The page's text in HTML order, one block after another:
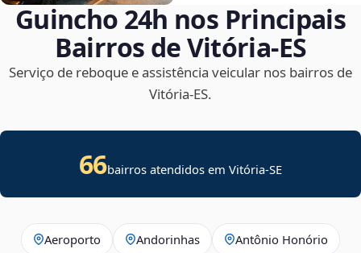
Guincho 24h nos Principais
Bairros de Vitória‑ES
Serviço de reboque e assistência veicular nos bairros de
Vitória‑ES.
66bairros atendidos em Vitória-SE
Aeroporto Andorinhas Antônio Honório